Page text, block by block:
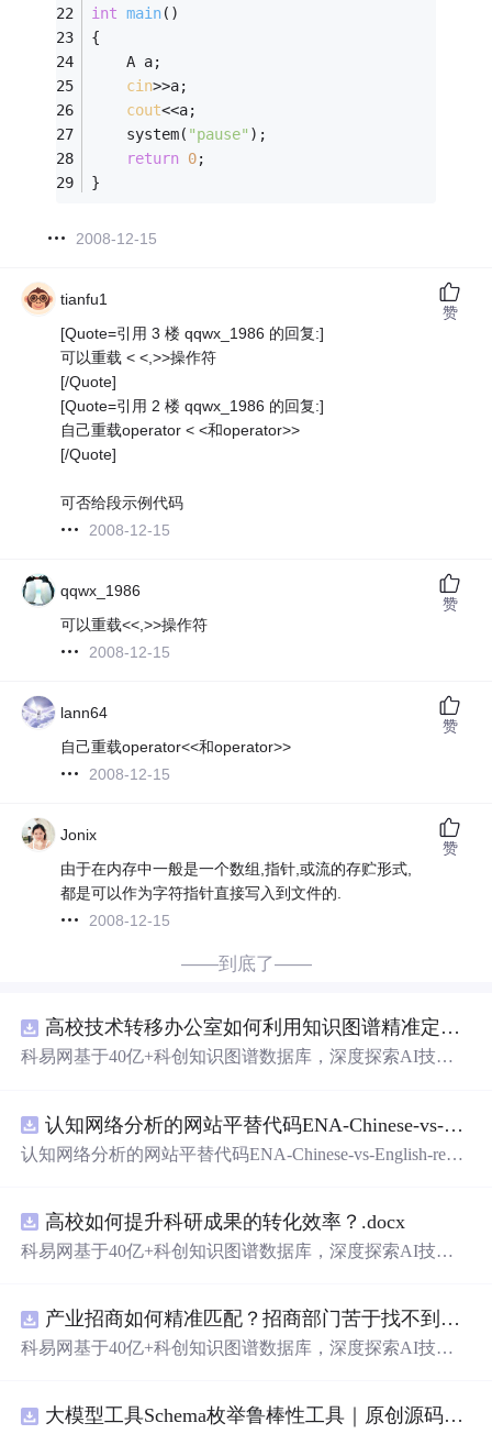
int main()
{
	A a;
cin>>a;
cout<<a;
	system(
"pause" );
return 0;
}
2008-12-15
tianfu1
[Quote=引用 3 楼 qqwx_1986 的回复:]
可以重载 < <,>>操作符
[/Quote]
[Quote=引用 2 楼 qqwx_1986 的回复:]
自己重载operator < <和operator>>
[/Quote]
可否给段示例代码
2008-12-15
赞
qqwx_1986
可以重载<<,>>操作符
2008-12-15
赞
lann64
自己重载operator<<和operator>>
2008-12-15
赞
Jonix
由于在内存中一般是一个数组,指针,或流的存贮形式,
都是可以作为字符指针直接写入到文件的.
2008-12-15
赞
——到底了——
高校技术转移办公室如何利用知识图谱精准定位产业需求与技术适配点？.docx
科易网基于40亿+科创知识图谱数据库，深度探索AI技术
新领域的AI+数智化解决方案，推动科技创新与产业创新
智能化发展。
认知网络分析的网站平替代码ENA-Chinese-vs-English-reproducible.zip
认知网络分析的网站平替代码ENA-Chinese-vs-English-repro
高校如何提升科研成果的转化效率？.docx
科易网基于40亿+科创知识图谱数据库，深度探索AI技术
新领域的AI+数智化解决方案，推动科技创新与产业创新
智能化发展。
产业招商如何精准匹配？招商部门苦于找不到符合产业链补链强链方向的目标企业怎么办？.docx
科易网基于40亿+科创知识图谱数据库，深度探索AI技术
新领域的AI+数智化解决方案，推动科技创新与产业创新大模型工具Schema枚举鲁棒性工具｜原创源码+测试+离线报告